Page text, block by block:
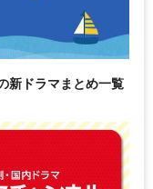
新ドラマまとめ一覧